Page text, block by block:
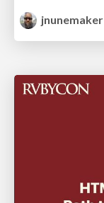
jnunemaker